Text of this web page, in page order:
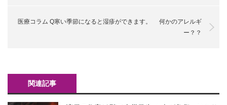
医療コラム Q寒い季節になると湿疹ができます。 何かのアレルギ
ー？？
関連記事